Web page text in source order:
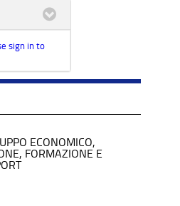
sign in to
ECONOMICO,
FORMAZIONE E